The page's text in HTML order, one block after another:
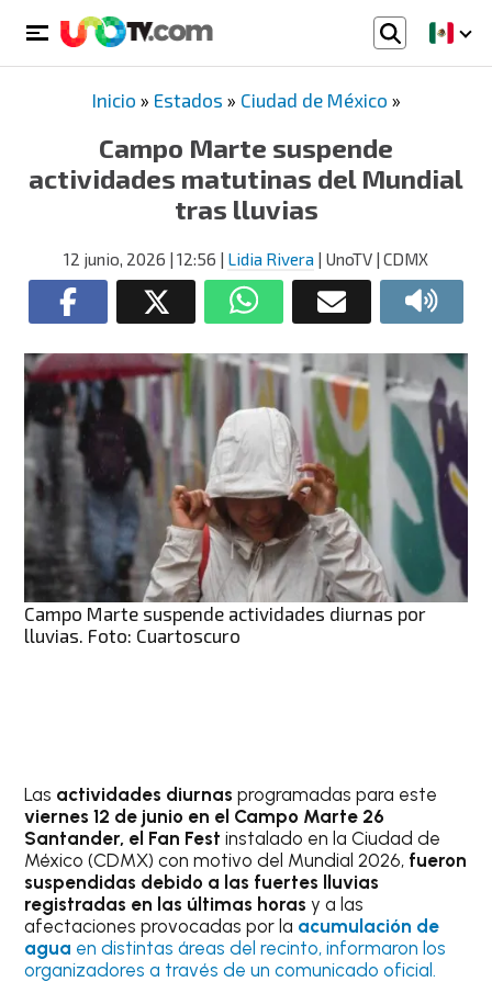
Inicio » Estados » Ciudad de México »
Campo Marte suspende
actividades matutinas del Mundial
tras lluvias
12 junio, 2026 | 12:56 | Lidia Rivera | UnoTV | CDMX
Campo Marte suspende actividades diurnas por
lluvias. Foto: Cuartoscuro
Las actividades diurnas programadas para este
viernes 12 de junio en el Campo Marte 26
Santander, el Fan Festinstalado en la Ciudad de
México (CDMX) con motivo del Mundial 2026, fueron
suspendidas debido a las fuertes lluvias
registradas en las últimas horasy a las
afectaciones provocadas por la acumulación de
agua en distintas áreas del recinto, informaron los
organizadores a través de un comunicado oficial.